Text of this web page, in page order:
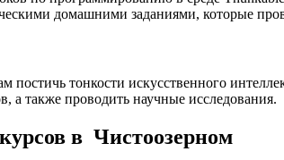
домашними заданиями, которые
постичь тонкости искусственного
также проводить научные исследования.
в Чистоозерном